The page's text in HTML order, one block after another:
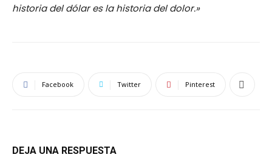
historia del dólar es la historia del dolor.»
Facebook Twitter Pinterest
DEJA UNA RESPUESTA